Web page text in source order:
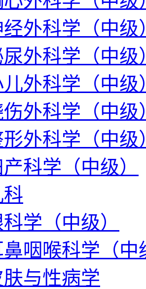
经外科学（中级
尿外科学（中级
儿外科学（中级
伤外科学（中级
形外科学（中级
科学（中级）
科
学（中级）
鼻咽喉科学（中
肤与性病学